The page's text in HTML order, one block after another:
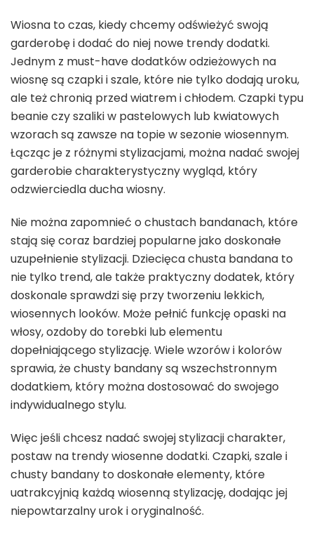
Wiosna to czas, kiedy chcemy odświeżyć swoją
garderobę i dodać do niej nowe trendy dodatki.
Jednym z must-have dodatków odzieżowych na
wiosnę są czapki i szale, które nie tylko dodają uroku,
ale też chronią przed wiatrem i chłodem. Czapki typu
beanie czy szaliki w pastelowych lub kwiatowych
wzorach są zawsze na topie w sezonie wiosennym.
Łącząc je z różnymi stylizacjami, można nadać swojej
garderobie charakterystyczny wygląd, który
odzwierciedla ducha wiosny.
Nie można zapomnieć o chustach bandanach, które
stają się coraz bardziej popularne jako doskonałe
uzupełnienie stylizacji. Dziecięca chusta bandana to
nie tylko trend, ale także praktyczny dodatek, który
doskonale sprawdzi się przy tworzeniu lekkich,
wiosennych looków. Może pełnić funkcję opaski na
włosy, ozdoby do torebki lub elementu
dopełniającego stylizację. Wiele wzorów i kolorów
sprawia, że chusty bandany są wszechstronnym
dodatkiem, który można dostosować do swojego
indywidualnego stylu.
Więc jeśli chcesz nadać swojej stylizacji charakter,
postaw na trendy wiosenne dodatki. Czapki, szale i
chusty bandany to doskonałe elementy, które
uatrakcyjnią każdą wiosenną stylizację, dodając jej
niepowtarzalny urok i oryginalność.